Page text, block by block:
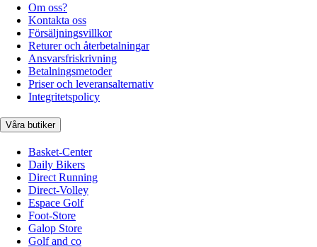
Om oss?
Kontakta oss
Försäljningsvillkor
Returer och återbetalningar
Ansvarsfriskrivning
Betalningsmetoder
Priser och leveransalternativ
Integritetspolicy
Våra butiker
Basket-Center
Daily Bikers
Direct Running
Direct-Volley
Espace Golf
Foot-Store
Galop Store
Golf and co